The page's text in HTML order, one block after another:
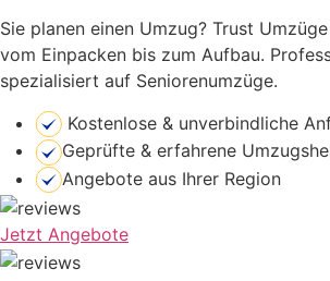
Sie planen einen Umzug? Trust
vom Einpacken bis zum Aufbau.
spezialisiert auf Seniorenumzüge.
Kostenlose & unverbindliche
Geprüfte & erfahrene
Angebote aus Ihrer Region
Jetzt Angebote